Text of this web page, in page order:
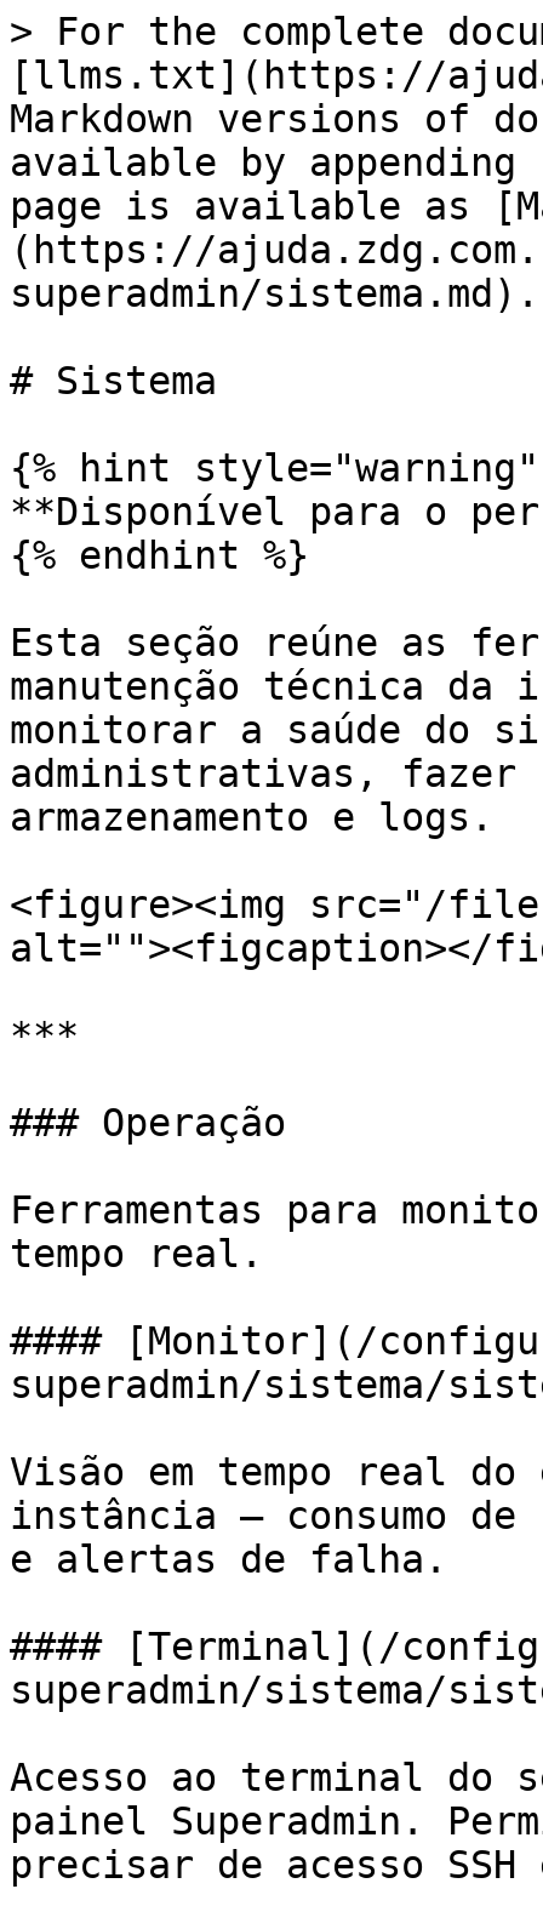
> For the complete
[llms.txt](https://
Markdown versions of
available by
page is available as
(https://
superadmin/sistema.md).
# Sistema
{% hint style="warning"
**Disponível para o
{% endhint %}
Esta seção reúne as
manutenção técnica da
monitorar a saúde do
administrativas, fazer
armazenamento e logs.
<figure><img src="/
alt=""><figcaption></
***
### Operação
Ferramentas para
tempo real.
#### [Monitor](/
superadmin/sistema/
Visão em tempo real
instância — consumo
e alertas de falha.
#### [Terminal](/
superadmin/sistema/
Acesso ao terminal do
painel Superadmin.
precisar de acesso